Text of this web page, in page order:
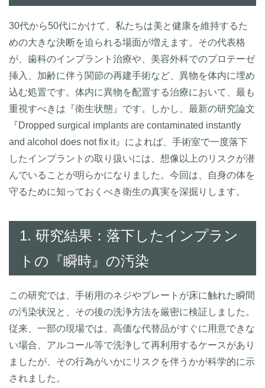
30代から50代にかけて、私たちは美と健康を維持するた
めの大きな決断を迫られる場面が増えます。その代表格
が、歯科のインプラント治療や、美容外科でのプロテーゼ
挿入、加齢に伴う関節の再建手術など、異物を体内に埋め
込む処置です。体内に異物を配置する治療において、最も
重視すべきは『衛生状態』です。しかし、最新の研究論文
『Dropped surgical implants are contaminated instantly
and alcohol does not fix it』によれば、手術室で一度落下
したインプラントの取り扱いには、想像以上のリスクが潜
んでいることが明らかになりました。今回は、自身の体を
守るために知っておくべき衛生の真実を深掘りします。
1. 研究結果：落下したインプラン
トの『瞬時』の汚染
この研究では、手術用のネジやプレートが床に触れた瞬間
の汚染状況と、その後の洗浄方法を厳密に検証しました。
従来、一部の現場では、高価な代替品がすぐに用意できな
い場合、アルコール等で洗浄して再利用するケースがあり
ましたが、その行為がいかにリスクを伴うかが科学的に示
されました。